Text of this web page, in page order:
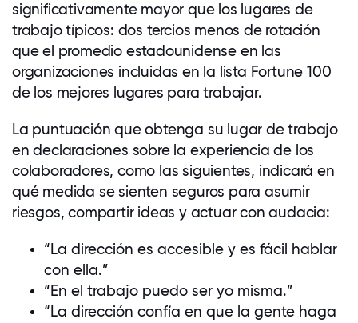
significativamente mayor que los lugares de
trabajo típicos: dos tercios menos de rotación
que el promedio estadounidense en las
organizaciones incluidas en la lista Fortune 100
de los mejores lugares para trabajar.
La puntuación que obtenga su lugar de trabajo
en declaraciones sobre la experiencia de los
colaboradores, como las siguientes, indicará en
qué medida se sienten seguros para asumir
riesgos, compartir ideas y actuar con audacia:
“La dirección es accesible y es fácil hablar
con ella.”
“En el trabajo puedo ser yo misma.”
“La dirección confía en que la gente haga